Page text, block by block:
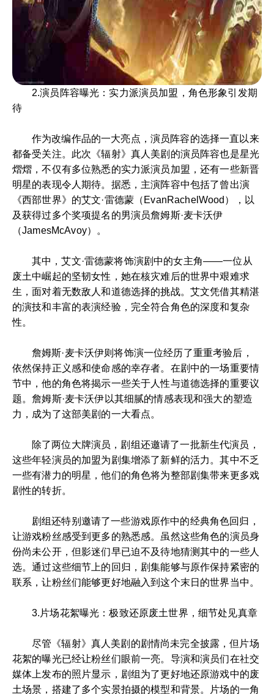
2.演员阵容曝光：实力派演员加盟，角色形象引发期
待
作为改编作品的一大亮点，演员阵容的选择一直以来
都备受关注。此次《辐射》真人美剧的演员阵容也是星光
熠熠，不仅有多位熟悉的实力派演员加盟，还有一些新晋
明星的表现令人期待。据悉，主演阵容中包括了曾出演
《西部世界》的艾文·雷德蒙（EvanRachelWood），以
及获得过多个奖项提名的男演员詹姆斯·麦卡沃伊
（JamesMcAvoy）。
其中，艾文·雷德蒙将饰演剧中的女主角——一位从
废土中崛起的坚韧女性，她在核灾难后的世界中艰难求
生，面对着无数敌人和道德选择的挑战。艾文凭借其精湛
的演技和丰富的表演经验，完全符合角色的深度和复杂
性。
詹姆斯·麦卡沃伊则将饰演一位经历了重重考验后，
依然保持正义感和使命感的幸存者。在剧中的一场重要情
节中，他的角色将揭示一些关于人性与道德选择的重要议
题。詹姆斯·麦卡沃伊以其细腻的情感表现和强大的塑造
力，成为了这部美剧的一大看点。
除了两位大牌演员，剧组还邀请了一批新生代演员，
这些年轻演员的加盟为剧集增添了新鲜的活力。其中不乏
一些有潜力的明星，他们的角色将为整部剧集带来更多戏
剧性的转折。
剧组还特别邀请了一些游戏原作中的经典角色回归，
让游戏粉丝感受到更多的熟悉感。虽然这些角色的演员身
份尚未公开，但影迷们早已迫不及待地猜测其中的一些人
选。通过这些细节上的回归，剧集能够与原作保持紧密的
联系，让粉丝们能够更好地融入到这个末日的世界当中。
3.片场花絮曝光：极致还原废土世界，细节处见真章
尽管《辐射》真人美剧的剧情尚未完全披露，但片场
花絮的曝光已经让粉丝们眼前一亮。导演和演员们在社交
媒体上发布的照片显示，剧组为了更好地还原游戏中的废
土场景，搭建了多个实景拍摄的模型和背景。片场的一角